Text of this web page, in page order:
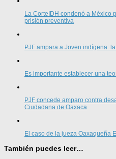
La CorteIDH condenó a México
prisión preventiva
PJF ampara a Joven indígena:
Es importante establecer una
PJF concede amparo contra
Ciudadana de Oaxaca
El caso de la jueza Oaxaqueña
También puedes leer…